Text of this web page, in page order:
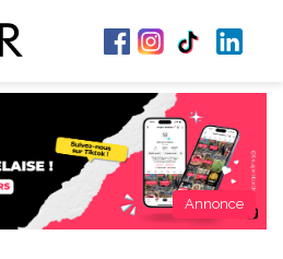
Annonce